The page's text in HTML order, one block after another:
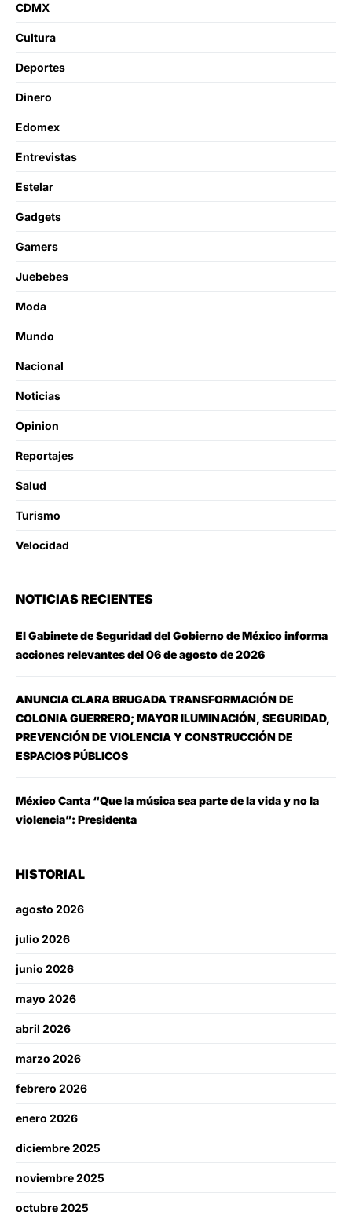
CDMX
Cultura
Deportes
Dinero
Edomex
Entrevistas
Estelar
Gadgets
Gamers
Juebebes
Moda
Mundo
Nacional
Noticias
Opinion
Reportajes
Salud
Turismo
Velocidad
NOTICIAS RECIENTES
El Gabinete de Seguridad del Gobierno de México informa
acciones relevantes del 06 de agosto de 2026
ANUNCIA CLARA BRUGADA TRANSFORMACIÓN DE
COLONIA GUERRERO; MAYOR ILUMINACIÓN, SEGURIDAD,
PREVENCIÓN DE VIOLENCIA Y CONSTRUCCIÓN DE
ESPACIOS PÚBLICOS
México Canta “Que la música sea parte de la vida y no la
violencia”: Presidenta
HISTORIAL
agosto 2026
julio 2026
junio 2026
mayo 2026
abril 2026
marzo 2026
febrero 2026
enero 2026
diciembre 2025
noviembre 2025
octubre 2025